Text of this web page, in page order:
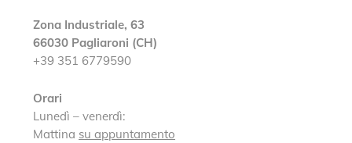
Zona Industriale, 63
66030 Pagliaroni (CH)
+39 351 6779590
Orari
Lunedì – venerdì:
Mattina su appuntamento